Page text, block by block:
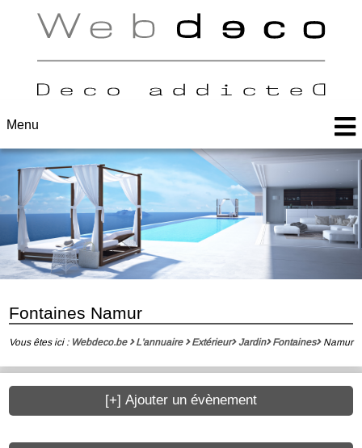
Menu
Fontaines Namur
Vous êtes ici : Webdeco.be L'annuaire Extérieur Jardin Fontaines Namur
[+] Ajouter un évènement